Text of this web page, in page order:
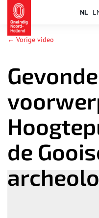
NL
← Vorige video
de